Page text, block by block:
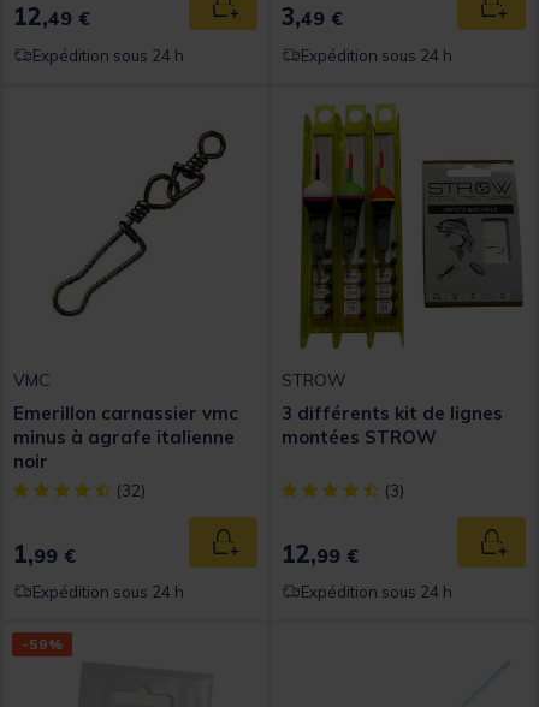
12,49 € Ajouter au panier
Expédition sous 24 h
3,49 €
Expédition sous 24 h
VMC
Emerillon carnassier vmc
minus à agrafe italienne
noir
[object Object] out of 5 Customer Rating
(32)
1,99 € Ajouter au panier
Expédition sous 24 h
STROW
3 différents kit de lignes
montées STROW
[object Object] out of 5
(3)
12,99 €
Expédition sous 24 h
-59%